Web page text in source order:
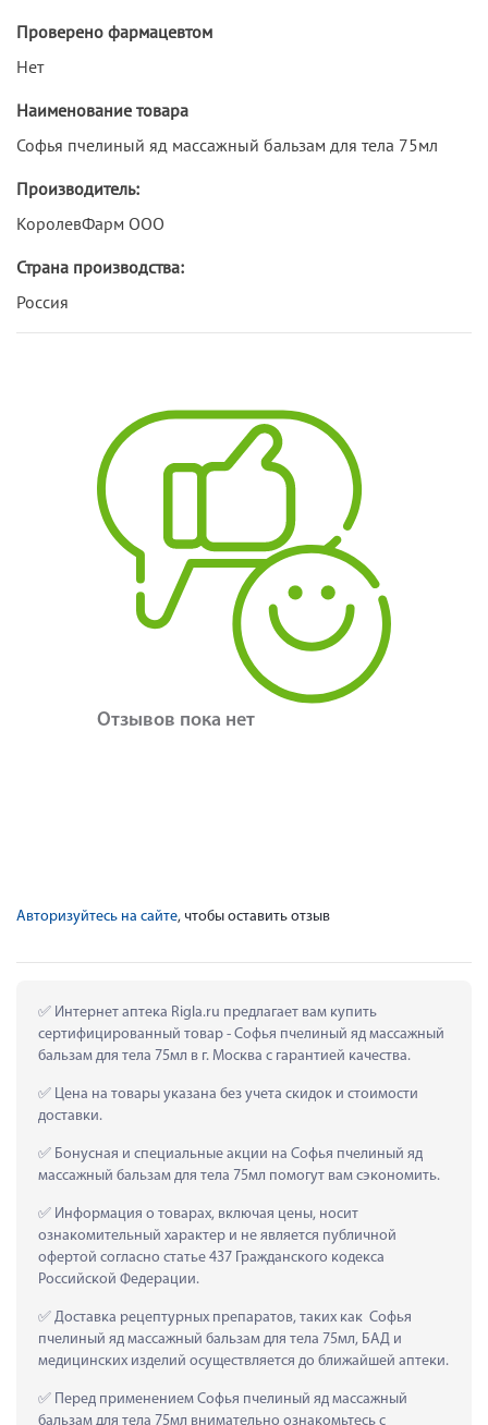
Проверено фармацевтом
Нет
Наименование товара
Софья пчелиный яд массажный бальзам для тела 75мл
Производитель:
КоролевФарм ООО
Страна производства:
Россия
Отзывов пока нет
Авторизуйтесь на сайте, чтобы оставить отзыв
Интернет аптека Rigla.ru предлагает вам купить
сертифицированный товар - Софья пчелиный яд массажный
бальзам для тела 75мл в г. Москва с гарантией качества.
Цена на товары указана без учета скидок и стоимости
доставки.
Бонусная и специальные акции на Софья пчелиный яд
массажный бальзам для тела 75мл помогут вам сэкономить.
Информация о товарах, включая цены, носит
ознакомительный характер и не является публичной
офертой согласно статье 437 Гражданского кодекса
Российской Федерации.
Доставка рецептурных препаратов, таких как  Софья
пчелиный яд массажный бальзам для тела 75мл, БАД и
медицинских изделий осуществляется до ближайшей аптеки.
Перед применением Софья пчелиный яд массажный
бальзам для тела 75мл внимательно ознакомьтесь с